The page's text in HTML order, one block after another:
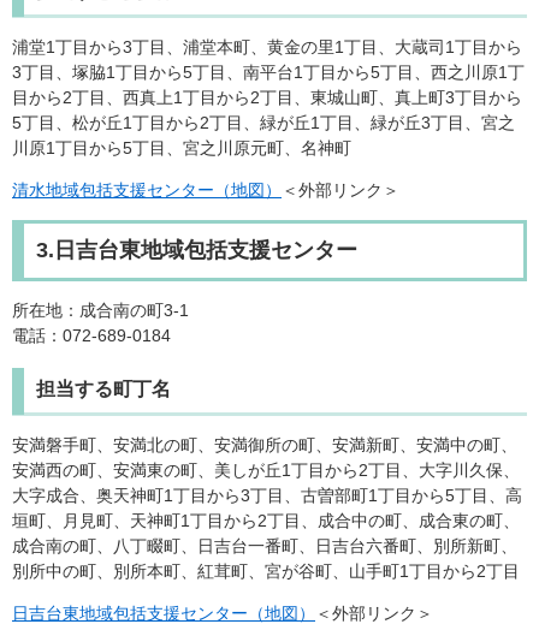
浦堂1丁目から3丁目、浦堂本町、黄金の里1丁目、大蔵司1丁目から
3丁目、塚脇1丁目から5丁目、南平台1丁目から5丁目、西之川原1丁
目から2丁目、西真上1丁目から2丁目、東城山町、真上町3丁目から
5丁目、松が丘1丁目から2丁目、緑が丘1丁目、緑が丘3丁目、宮之
川原1丁目から5丁目、宮之川原元町、名神町
清水地域包括支援センター（地図） ＜外部リンク＞
3.日吉台東地域包括支援センター
所在地：成合南の町3-1
電話：072-689-0184
担当する町丁名
安満磐手町、安満北の町、安満御所の町、安満新町、安満中の町、
安満西の町、安満東の町、美しが丘1丁目から2丁目、大字川久保、
大字成合、奥天神町1丁目から3丁目、古曽部町1丁目から5丁目、高
垣町、月見町、天神町1丁目から2丁目、成合中の町、成合東の町、
成合南の町、八丁畷町、日吉台一番町、日吉台六番町、別所新町、
別所中の町、別所本町、紅茸町、宮が谷町、山手町1丁目から2丁目
日吉台東地域包括支援センター（地図） ＜外部リンク＞